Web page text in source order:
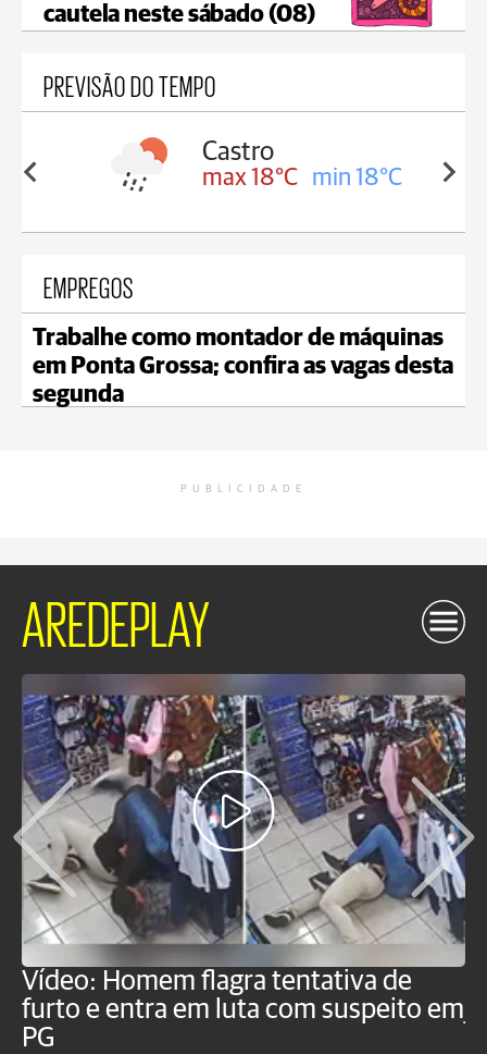
cautela neste sábado (08)
PREVISÃO DO TEMPO
17°C
Castro
max 18°C min 18°C
EMPREGOS
Trabalhe como montador de máquinas
em Ponta Grossa; confira as vagas desta
segunda
PUBLICIDADE
AREDEPLAY
Vídeo: Homem flagra tentativa de
furto e entra em luta com suspeito em
PG